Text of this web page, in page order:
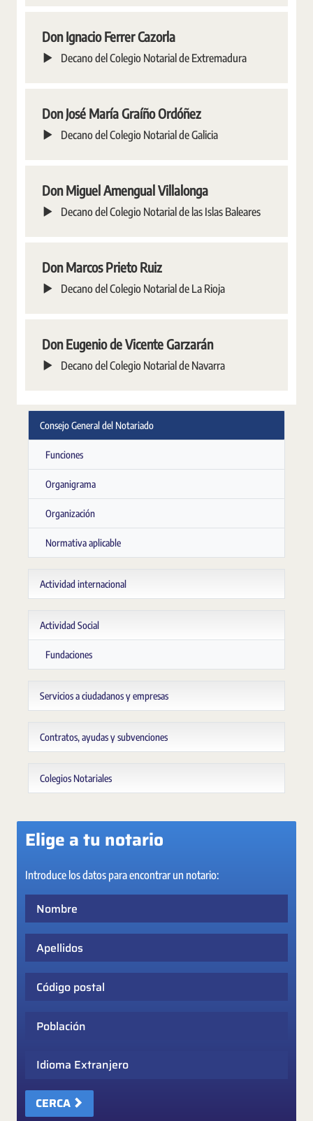
Don Ignacio Ferrer Cazorla
Decano del Colegio Notarial de Extremadura
Don José María Graíño Ordóñez
Decano del Colegio Notarial de Galicia
Don Miguel Amengual Villalonga
Decano del Colegio Notarial de las Islas Baleares
Don Marcos Prieto Ruiz
Decano del Colegio Notarial de La Rioja
Don Eugenio de Vicente Garzarán
Decano del Colegio Notarial de Navarra
Consejo General del Notariado
Funciones
Organigrama
Organización
Normativa aplicable
Actividad internacional
Actividad Social
Fundaciones
Servicios a ciudadanos y empresas
Contratos, ayudas y subvenciones
Colegios Notariales
Elige a tu notario
Introduce los datos para encontrar un notario:
Idioma Extranjero
CERCA